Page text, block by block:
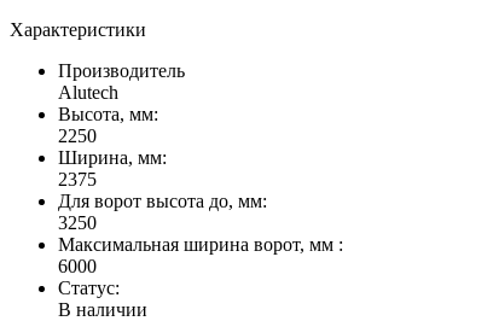
Характеристики
Производитель
Alutech
Высота, мм:
2250
Ширина, мм:
2375
Для ворот высота до, мм:
3250
Максимальная ширина ворот, мм :
6000
Статус:
В наличии